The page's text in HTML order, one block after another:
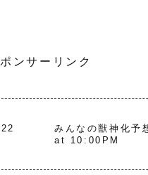
ンサーリンク
みんなの獣神化
at 10:00PM